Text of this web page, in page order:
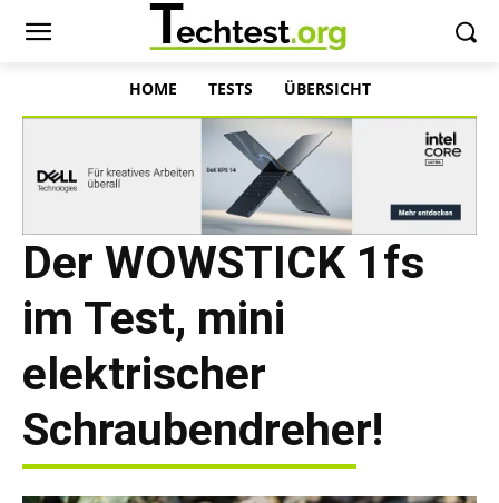
HOME TESTS ÜBERSICHT
Der WOWSTICK 1fs
im Test, mini
elektrischer
Schraubendreher!